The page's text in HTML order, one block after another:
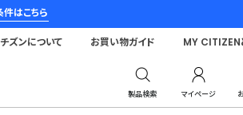
はこちら
製品検索 マイページ
ズンについて お買い物ガイド MY CITIZEN